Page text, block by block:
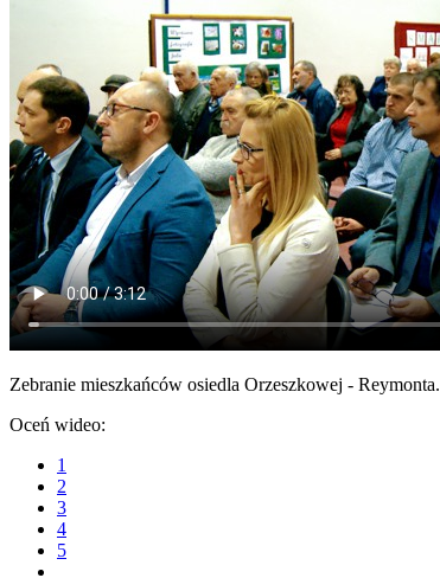
Zebranie mieszkańców osiedla Orzeszkowej - Reymonta.
Oceń wideo:
1
2
3
4
5